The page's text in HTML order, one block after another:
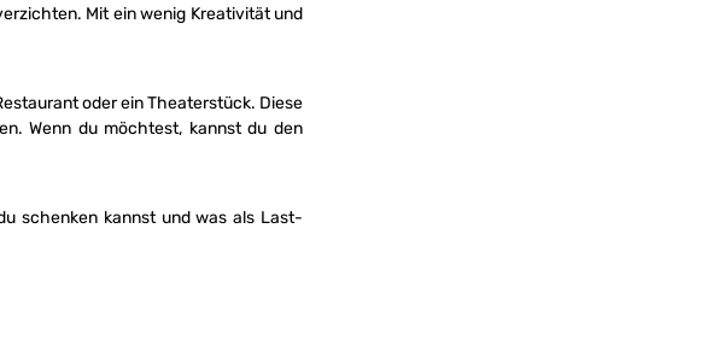
Mit ein wenig Kreativität und
oder ein Theaterstück. Diese
Wenn du möchtest, kannst du den
schenken kannst und was als Last-